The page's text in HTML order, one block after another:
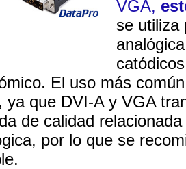
VGA,
se utiliza
El uso más
ya que DVI-A y VGA
de calidad
por lo que se